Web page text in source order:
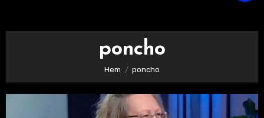
poncho
Hem poncho